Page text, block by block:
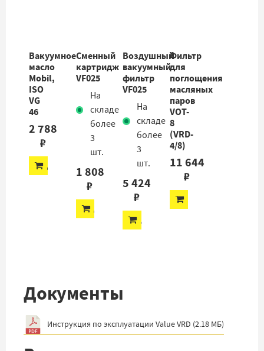
Вакуумное
масло
Mobil,
ISO
VG
46
2 788
₽
ДОБАВИТЬ
Сменный
картридж
VF025
На
складе
более
3
шт.
1 808
₽
ДОБАВИТЬ
Воздушный
вакуумный
фильтр
VF025
На
складе
более
3
шт.
5 424
₽
ДОБАВИТЬ
Фильтр
для
поглощения
масляных
паров
VOT-
8
(VRD-
4/8)
11 644
₽
Документы
Инструкция по эксплуатации Value VRD (2.18 МБ)